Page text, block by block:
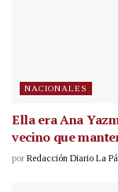
NACIONALES
Ella era Ana
vecino que
por Redacción Diario La